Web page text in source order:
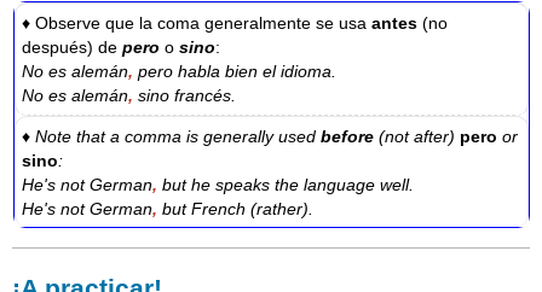
♦ Observe que la coma generalmente se usaantes (no
después) depero osino:
No es alemán, pero habla bien el idioma.
No es alemán, sino francés.
♦ Note that a comma is generally usedbefore (not after) pero or
sino:
He's not German, but he speaks the language well.
He's not German, but French (rather).